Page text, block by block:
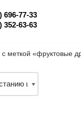
696-77-33
352-63-63
меткой «фруктовые